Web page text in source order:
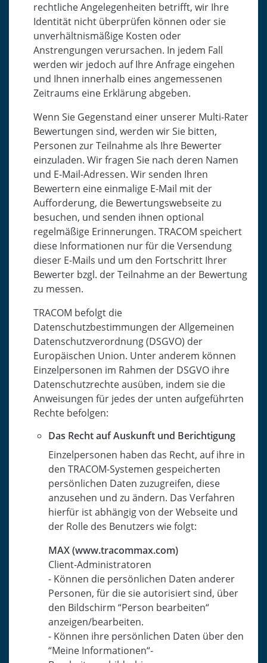
rechtliche Angelegenheiten betrifft, wir Ihre
Identität nicht überprüfen können oder sie
unverhältnismäßige Kosten oder
Anstrengungen verursachen. In jedem Fall
werden wir jedoch auf Ihre Anfrage eingehen
und Ihnen innerhalb eines angemessenen
Zeitraums eine Erklärung abgeben.
Wenn Sie Gegenstand einer unserer Multi-Rater
Bewertungen sind, werden wir Sie bitten,
Personen zur Teilnahme als Ihre Bewerter
einzuladen. Wir fragen Sie nach deren Namen
und E-Mail-Adressen. Wir senden Ihren
Bewertern eine einmalige E-Mail mit der
Aufforderung, die Bewertungswebseite zu
besuchen, und senden ihnen optional
regelmäßige Erinnerungen. TRACOM speichert
diese Informationen nur für die Versendung
dieser E-Mails und um den Fortschritt Ihrer
Bewerter bzgl. der Teilnahme an der Bewertung
zu messen.
TRACOM befolgt die
Datenschutzbestimmungen der Allgemeinen
Datenschutzverordnung (DSGVO) der
Europäischen Union. Unter anderem können
Einzelpersonen im Rahmen der DSGVO ihre
Datenschutzrechte ausüben, indem sie die
Anweisungen für jedes der unten aufgeführten
Rechte befolgen:
Das Recht auf Auskunft und Berichtigung
Einzelpersonen haben das Recht, auf ihre in
den TRACOM-Systemen gespeicherten
persönlichen Daten zuzugreifen, diese
anzusehen und zu ändern. Das Verfahren
hierfür ist abhängig von der Webseite und
der Rolle des Benutzers wie folgt:
MAX (www.tracommax.com)
Client-Administratoren
- Können die persönlichen Daten anderer
Personen, für die sie autorisiert sind, über
den Bildschirm “Person bearbeiten“
anzeigen/bearbeiten.
- Können ihre persönlichen Daten über den
“Meine Informationen“-